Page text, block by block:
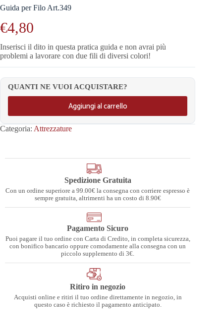
Guida per Filo Art.349
€4,80
Inserisci il dito in questa pratica guida e non avrai più
problemi a lavorare con due fili di diversi colori!
QUANTI NE VUOI ACQUISTARE?
Aggiungi al carrello
Categoria: Attrezzature
Spedizione Gratuita
Con un ordine superiore a 99.00€ la consegna con corriere espresso è
sempre gratuita, altrimenti ha un costo di 8.90€
Pagamento Sicuro
Puoi pagare il tuo ordine con Carta di Credito, in completa sicurezza,
con bonifico bancario oppure comodamente alla consegna con un
piccolo supplemento di 3€.
Ritiro in negozio
Acquisti online e ritiri il tuo ordine direttamente in negozio, in
questo caso è richiesto il pagamento anticipato.